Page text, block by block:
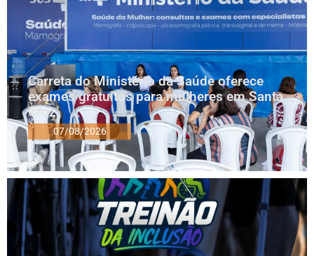
Carreta do Ministério da Saúde oferece
exames gratuitos para mulheres em Santa
Cruz
07/08/2026